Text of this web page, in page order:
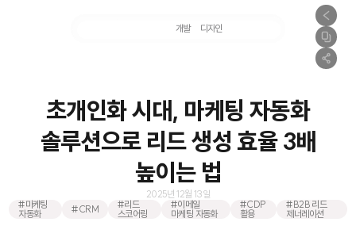
개발 디자인
초개인화 시대, 마케팅 자동화
솔루션으로 리드 생성 효율 3배
높이는 법
2025년 12월 13일
#마케팅
자동화
#CRM
#리드
스코어링
#이메일
마케팅 자동화
#CDP
활용
#B2B 리드
제너레이션